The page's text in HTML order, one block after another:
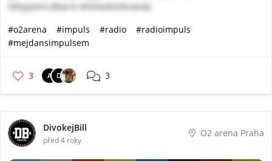
lofsjqomrcdbw b lehiilasbmfuoeoly
#o2arena
#impuls #radio
#radioimpuls
#mejdansimpulsem
3 A D 3
DivokejBill
před 4 roky
O2 arena Praha